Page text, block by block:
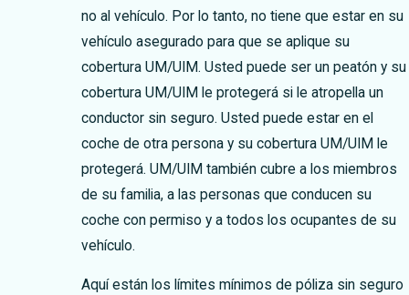
no al vehículo. Por lo tanto, no tiene que estar en su
vehículo asegurado para que se aplique su
cobertura UM/UIM. Usted puede ser un peatón y su
cobertura UM/UIM le protegerá si le atropella un
conductor sin seguro. Usted puede estar en el
coche de otra persona y su cobertura UM/UIM le
protegerá. UM/UIM también cubre a los miembros
de su familia, a las personas que conducen su
coche con permiso y a todos los ocupantes de su
vehículo.
Aquí están los límites mínimos de póliza sin seguro